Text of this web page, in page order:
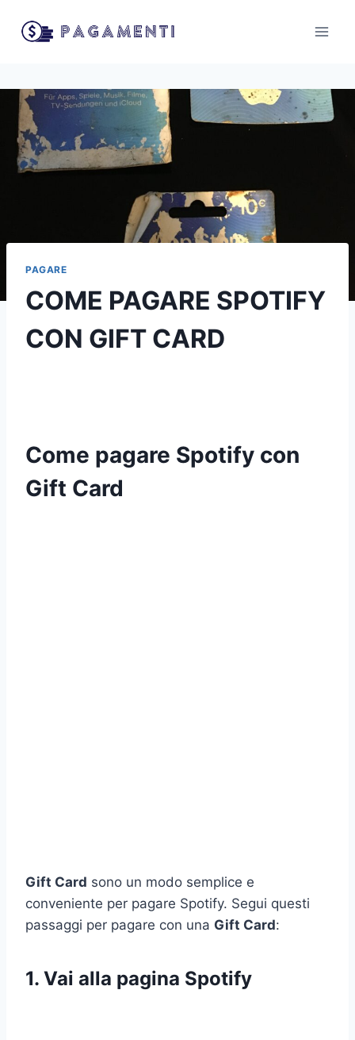
PAGARE
COME PAGARE SPOTIFY
CON GIFT CARD
Come pagare Spotify con
Gift Card
Gift Card sono un modo semplice e
conveniente per pagare Spotify. Segui questi
passaggi per pagare con una Gift Card:
1. Vai alla pagina Spotify